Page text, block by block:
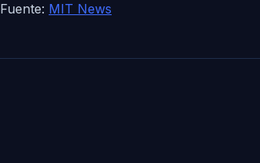
Fuente: MIT News